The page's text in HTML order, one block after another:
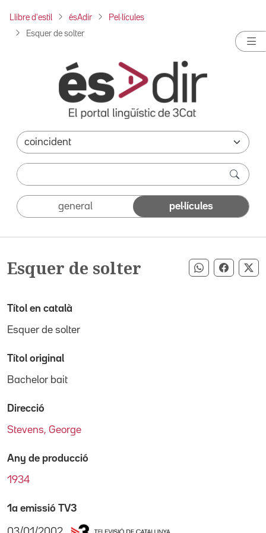
Llibre d'estil ésAdir Pel·lícules
Esquer de solter
general pel·lícules
Esquer de solter Compartir
Títol en català
Esquer de solter
Títol original
Bachelor bait
Direcció
Stevens, George
Any de producció
1934
1a emissió TV3